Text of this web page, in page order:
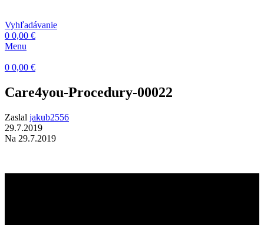
Vyhľadávanie
0 0,00 €
Menu
0 0,00 €
Care4you-Procedury-00022
Zaslal jakub2556
29.7.2019
Na 29.7.2019